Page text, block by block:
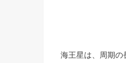
海王星は、周期の